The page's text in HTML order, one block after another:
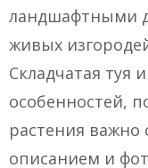
ландшафтными
живых
Складчатая туя
особенностей,
растения важно
описанием и